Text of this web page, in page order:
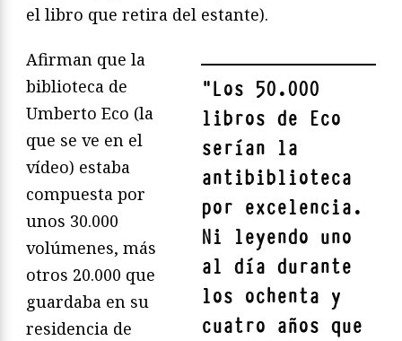
el libro que retira del estante).
"Los 50.000
libros de Eco
serían la
antibiblioteca
por excelencia.
Ni leyendo uno
al día durante
los ochenta y
cuatro años que
Afirman que la
biblioteca de
Umberto Eco (la
que se ve en el
vídeo) estaba
compuesta por
unos 30.000
volúmenes, más
otros 20.000 que
guardaba en su
residencia de